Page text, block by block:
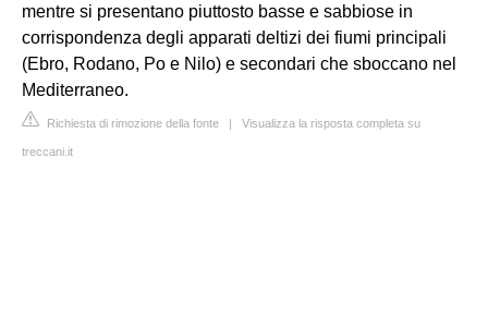
mentre si presentano piuttosto basse e sabbiose in
corrispondenza degli apparati deltizi dei fiumi principali
(Ebro, Rodano, Po e Nilo) e secondari che sboccano nel
Mediterraneo.
Richiesta di rimozione della fonte | Visualizza la risposta completa su
treccani.it